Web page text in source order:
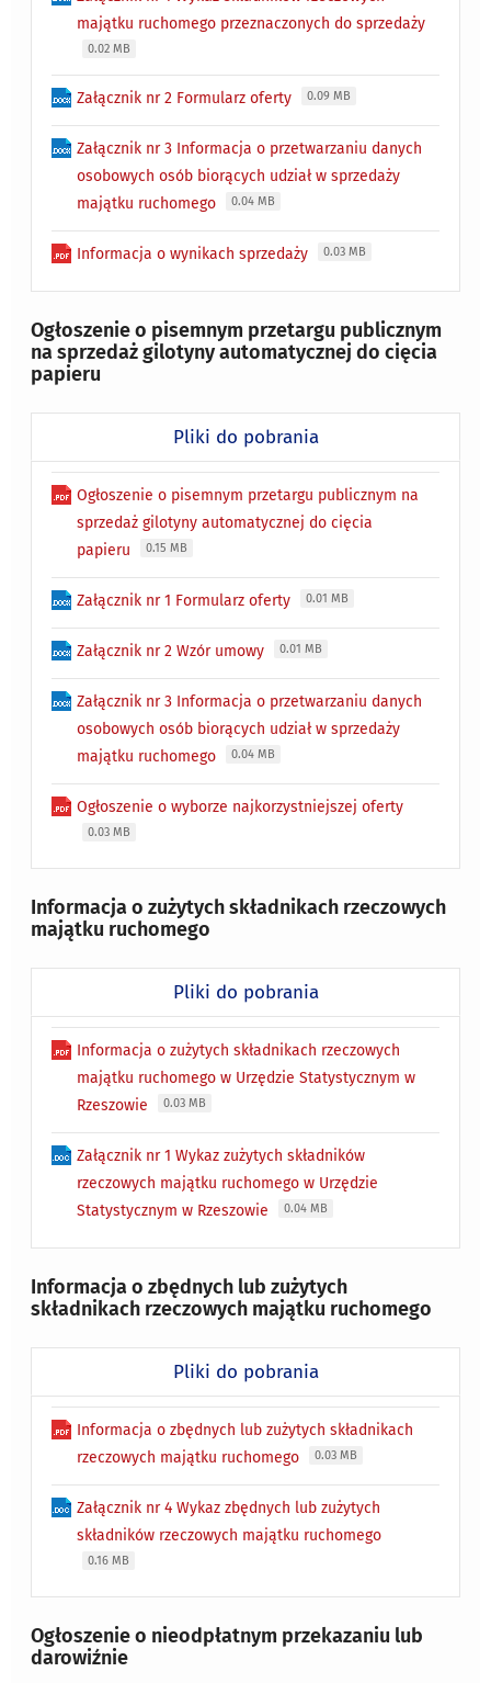
majątku ruchomego przeznaczonych do sprzedaży
0.02 MB
Załącznik nr 2 Formularz oferty 0.09 MB
Załącznik nr 3 Informacja o przetwarzaniu danych
osobowych osób biorących udział w sprzedaży
majątku ruchomego
0.04 MB
Informacja o wynikach sprzedaży 0.03 MB
Ogłoszenie o pisemnym przetargu publicznym
na sprzedaż gilotyny automatycznej do cięcia
papieru
Pliki do pobrania
Ogłoszenie o pisemnym przetargu publicznym na
sprzedaż gilotyny automatycznej do cięcia
papieru
0.15 MB
Załącznik nr 1 Formularz oferty 0.01 MB
Załącznik nr 2 Wzór umowy 0.01 MB
Załącznik nr 3 Informacja o przetwarzaniu danych
osobowych osób biorących udział w sprzedaży
majątku ruchomego
0.04 MB
Ogłoszenie o wyborze najkorzystniejszej oferty
0.03 MB
Informacja o zużytych składnikach rzeczowych
majątku ruchomego
Pliki do pobrania
Informacja o zużytych składnikach rzeczowych
majątku ruchomego w Urzędzie Statystycznym w
Rzeszowie
0.03 MB
Załącznik nr 1 Wykaz zużytych składników
rzeczowych majątku ruchomego w Urzędzie
Statystycznym w Rzeszowie
0.04 MB
Informacja o zbędnych lub zużytych
składnikach rzeczowych majątku ruchomego
Pliki do pobrania
Informacja o zbędnych lub zużytych składnikach
rzeczowych majątku ruchomego
0.03 MB
Załącznik nr 4 Wykaz zbędnych lub zużytych
składników rzeczowych majątku ruchomego
0.16 MB
Ogłoszenie o nieodpłatnym przekazaniu lub
darowiźnie